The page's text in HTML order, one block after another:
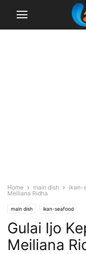
Home main dish ikan-
Meiliana Ridha
main dish ikan-seafood
Gulai Ijo
Meiliana